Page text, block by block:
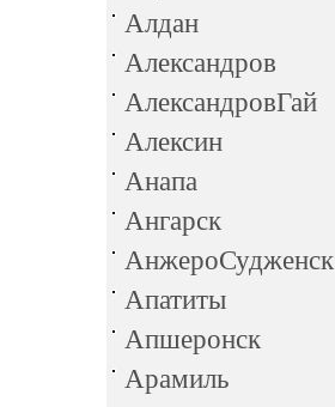
Алдан
Александров
АлександровГай
Алексин
Анапа
Ангарск
АнжероСудженск
Апатиты
Апшеронск
Арамиль